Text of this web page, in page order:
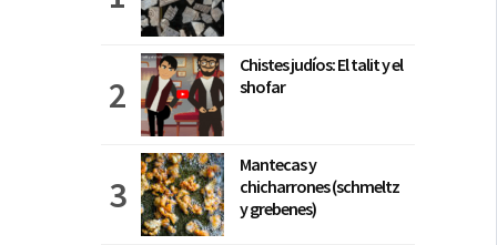
Chistes judíos: El talit y el
shofar
Mantecas y
chicharrones (schmeltz
y grebenes)